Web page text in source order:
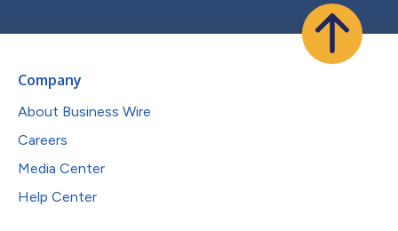
Company
About Business Wire
Careers
Media Center
Help Center